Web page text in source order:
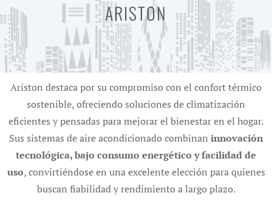
ARISTON
Ariston destaca por su compromiso con el confort térmico
sostenible, ofreciendo soluciones de climatización
eficientes y pensadas para mejorar el bienestar en el hogar.
Sus sistemas de aire acondicionado combinan innovación
tecnológica, bajo consumo energético y facilidad de
uso, convirtiéndose en una excelente elección para quienes
buscan fiabilidad y rendimiento a largo plazo.